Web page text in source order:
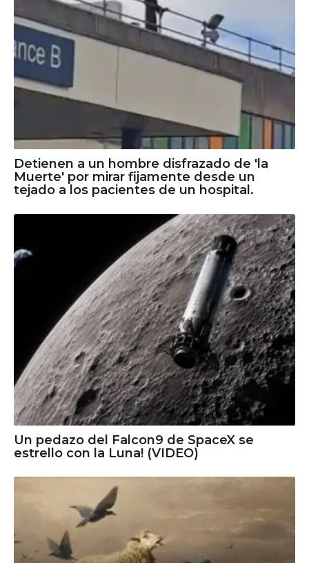
Detienen a un hombre disfrazado de 'la
Muerte' por mirar fijamente desde un
tejado a los pacientes de un hospital.
Un pedazo del Falcon9 de SpaceX se
estrello con la Luna! (VIDEO)